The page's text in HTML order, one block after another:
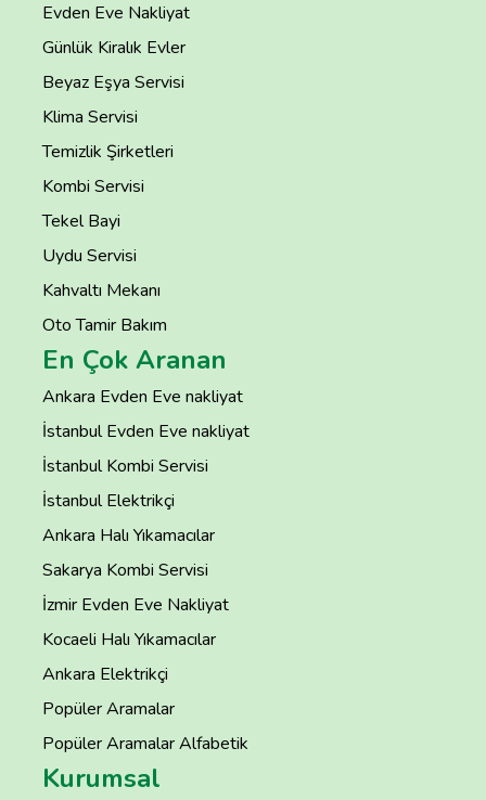
Evden Eve Nakliyat
Günlük Kiralık Evler
Beyaz Eşya Servisi
Klima Servisi
Temizlik Şirketleri
Kombi Servisi
Tekel Bayi
Uydu Servisi
Kahvaltı Mekanı
Oto Tamir Bakım
En Çok Aranan
Ankara Evden Eve nakliyat
İstanbul Evden Eve nakliyat
İstanbul Kombi Servisi
İstanbul Elektrikçi
Ankara Halı Yıkamacılar
Sakarya Kombi Servisi
İzmir Evden Eve Nakliyat
Kocaeli Halı Yıkamacılar
Ankara Elektrikçi
Popüler Aramalar
Popüler Aramalar Alfabetik
Kurumsal